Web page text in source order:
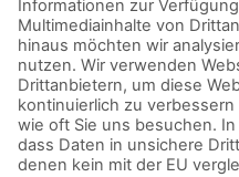
möchtet, hätten hat sie auch
Schoko-Pfefferminz-Kuchen
Windeseile zubereitet ist!
Habt ihr noch eine schnelle
unbedingt mit uns.
aufFacebookoderInstagram